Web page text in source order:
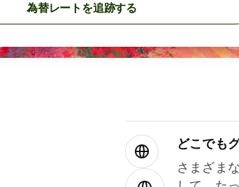
為替レートを追跡する
どこでも
さまざま